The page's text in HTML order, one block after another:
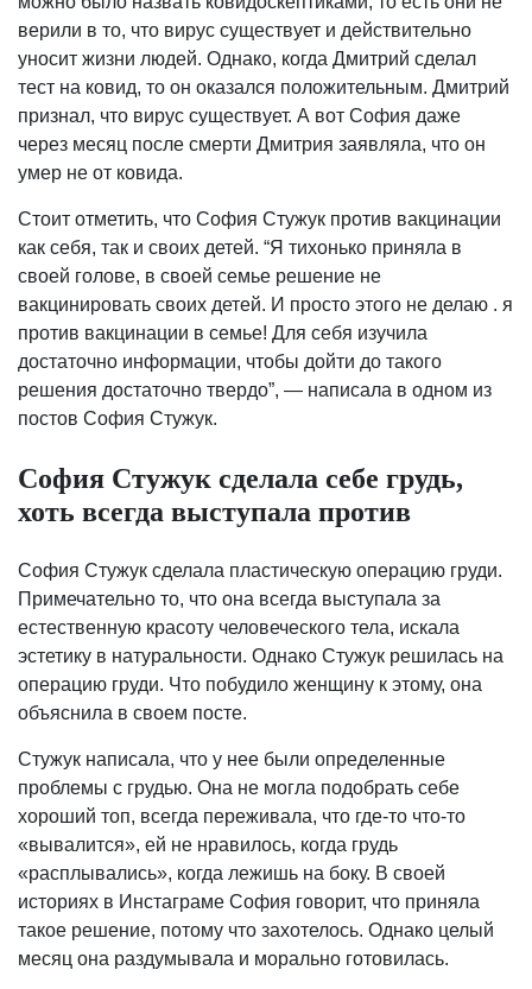
верили в то, что вирус существует и действительно
уносит жизни людей. Однако, когда Дмитрий сделал
тест на ковид, то он оказался положительным. Дмитрий
признал, что вирус существует. А вот София даже
через месяц после смерти Дмитрия заявляла, что он
умер не от ковида.
Стоит отметить, что София Стужук против вакцинации
как себя, так и своих детей. “Я тихонько приняла в
своей голове, в своей семье решение не
вакцинировать своих детей. И просто этого не делаю . я
против вакцинации в семье! Для себя изучила
достаточно информации, чтобы дойти до такого
решения достаточно твердо”, — написала в одном из
постов София Стужук.
София Стужук сделала себе грудь,
хоть всегда выступала против
София Стужук сделала пластическую операцию груди.
Примечательно то, что она всегда выступала за
естественную красоту человеческого тела, искала
эстетику в натуральности. Однако Стужук решилась на
операцию груди. Что побудило женщину к этому, она
объяснила в своем посте.
Стужук написала, что у нее были определенные
проблемы с грудью. Она не могла подобрать себе
хороший топ, всегда переживала, что где-то что-то
«вывалится», ей не нравилось, когда грудь
«расплывались», когда лежишь на боку. В своей
историях в Инстаграме София говорит, что приняла
такое решение, потому что захотелось. Однако целый
месяц она раздумывала и морально готовилась.